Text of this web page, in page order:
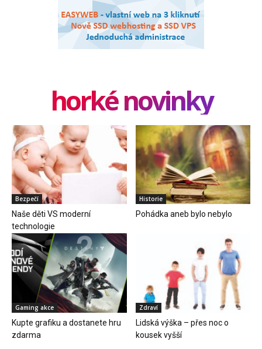
horké novinky
Bezpečí
Naše děti VS moderní
technologie
Historie
Pohádka aneb bylo nebylo
Gaming akce
Kupte grafiku a dostanete hru
zdarma
Zdraví
Lidská výška – přes noc o
kousek vyšší